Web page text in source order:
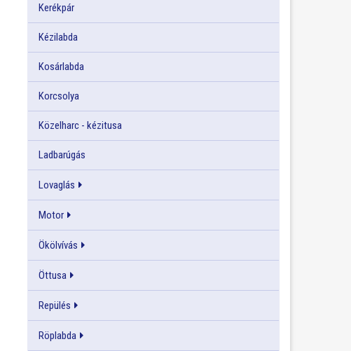
Kerékpár
Kézilabda
Kosárlabda
Korcsolya
Közelharc - kézitusa
Ladbarúgás
Lovaglás
Motor
Ökölvívás
Öttusa
Repülés
Röplabda